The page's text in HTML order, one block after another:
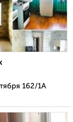
162/1А